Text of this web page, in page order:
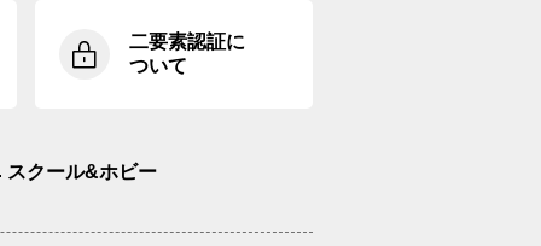
二要素認証に
ついて
スクール&ホビー